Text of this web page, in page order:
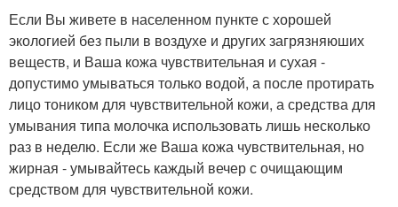
Если Вы живете в населенном пункте с хорошей
экологией без пыли в воздухе и других загрязняюших
веществ, и Ваша кожа чувствительная и сухая -
допустимо умываться только водой, а после протирать
лицо тоником для чувствительной кожи, а средства для
умывания типа молочка использовать лишь несколько
раз в неделю. Если же Ваша кожа чувствительная, но
жирная - умывайтесь каждый вечер с очищающим
средством для чувствительной кожи.